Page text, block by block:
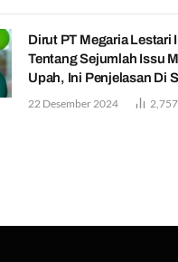
Dirut PT Megaria Lestari
Tentang Sejumlah Issu
Upah, Ini Penjelasan Di
22 Desember 2024 2,757